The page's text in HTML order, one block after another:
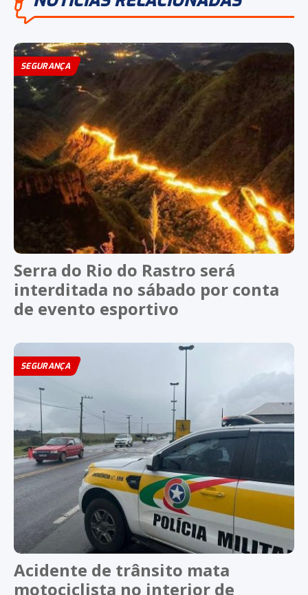
SEGURANÇA
Serra do Rio do Rastro será
interditada no sábado por conta
de evento esportivo
SEGURANÇA
Acidente de trânsito mata
motociclista no interior de